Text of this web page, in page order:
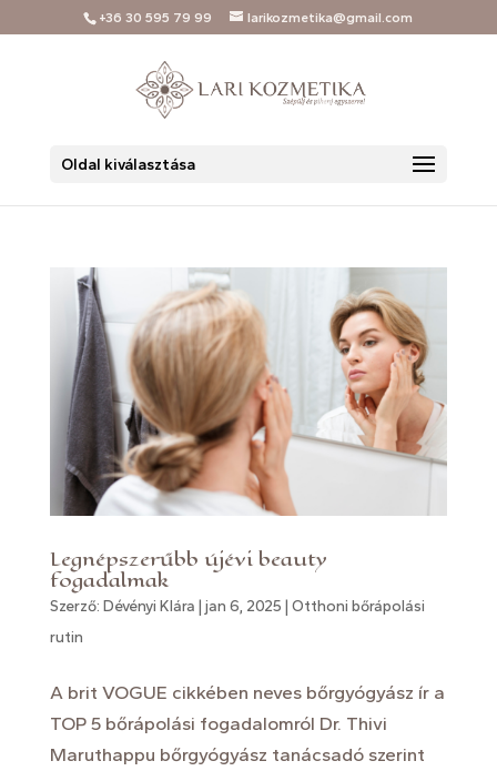
+36 30 595 79 99 larikozmetika@gmail.com
Oldal kiválasztása
Legnépszerűbb újévi beauty
fogadalmak
Szerző: Dévényi Klára | jan 6, 2025 | Otthoni bőrápolási
rutin
A brit VOGUE cikkében neves bőrgyógyász ír a
TOP 5 bőrápolási fogadalomról Dr. Thivi
Maruthappu bőrgyógyász tanácsadó szerint